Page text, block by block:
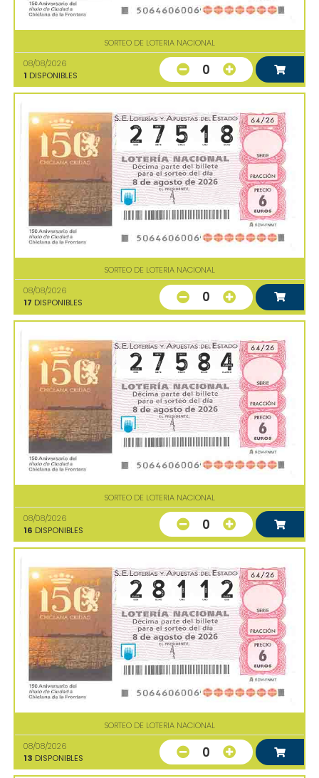
SORTEO DE LOTERIA NACIONAL
08/08/2026
1 DISPONIBLES 0
SORTEO DE LOTERIA NACIONAL
08/08/2026
17 DISPONIBLES 0
SORTEO DE LOTERIA NACIONAL
08/08/2026
16 DISPONIBLES 0
SORTEO DE LOTERIA NACIONAL
08/08/2026
13 DISPONIBLES 0